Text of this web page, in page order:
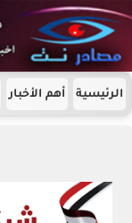
الرئيسية أهم الأخبار